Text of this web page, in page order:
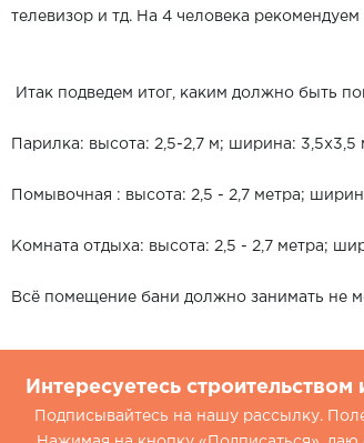
телевизор и тд. На 4 человека
Итак подведем итог, каким должно быть
Парилка: высота: 2,5-2,7 м; ширина: 3,5х3,5
Помывочная : высота: 2,5 - 2,7 метра;
Комната отдыха: высота: 2,5 - 2,7 метра;
Всё помещение бани должно занимать не
Интересуетесь
Подписывайтесь на нашу рассылку.